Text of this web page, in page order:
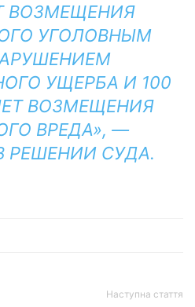
ВОЗМЕЩЕНИЯ
УГОЛОВНЫМ
УЩЕРБА И 100
ВОЗМЕЩЕНИЯ
ВРЕДА», —
РЕШЕНИИ СУДА.
Наступна стаття